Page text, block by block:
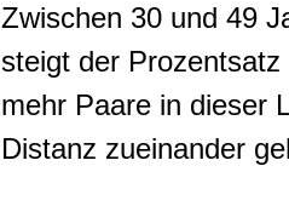
Zwischen 30 und 49
steigt der
mehr Paare in dieser
Distanz zueinander